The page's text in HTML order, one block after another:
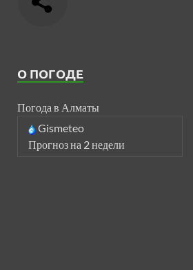
О ПОГОДЕ
Погода в Алматы
Gismeteo
Прогноз на 2 недели